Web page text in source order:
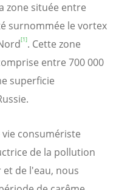
zone située entre
surnommée le vortex
[1]. Cette zone
entre 700 000
superficie
consumériste
de la pollution
de l'eau, nous